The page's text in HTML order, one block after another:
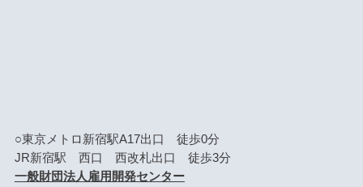
○東京メトロ新宿駅A17出口 徒歩0分
JR新宿駅 西口 西改札出口 徒歩3分
一般財団法人雇用開発センター